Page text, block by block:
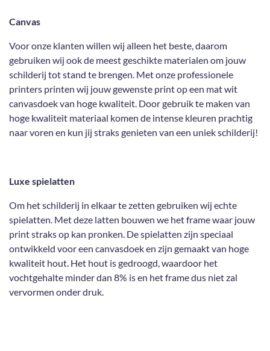
Canvas
Voor onze klanten willen wij alleen het beste, daarom
gebruiken wij ook de meest geschikte materialen om jouw
schilderij tot stand te brengen. Met onze professionele
printers printen wij jouw gewenste print op een mat wit
canvasdoek van hoge kwaliteit. Door gebruik te maken van
hoge kwaliteit materiaal komen de intense kleuren prachtig
naar voren en kun jij straks genieten van een uniek schilderij!
Luxe spielatten
Om het schilderij in elkaar te zetten gebruiken wij echte
spielatten. Met deze latten bouwen we het frame waar jouw
print straks op kan pronken. De spielatten zijn speciaal
ontwikkeld voor een canvasdoek en zijn gemaakt van hoge
kwaliteit hout. Het hout is gedroogd, waardoor het
vochtgehalte minder dan 8% is en het frame dus niet zal
vervormen onder druk.